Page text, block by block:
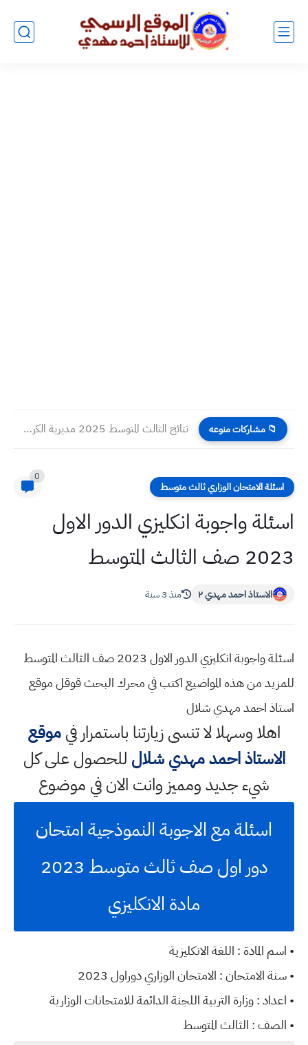
📁 مشاركات منوعه نتائج الثالث المتوسط 2025 مديرية الكرخ الاولى الدور الأول
اسئلة الامتحان الوزاري ثالث متوسط
0
اسئلة واجوبة انكليزي الدور الاول
2023 صف الثالث المتوسط
الاستاذ احمد مهدي ٢ منذ 3 سنة
اسئلة واجوبة انكليزي الدور الاول 2023 صف الثالث المتوسط
للمزيد من هذه المواضيع اكتب في محرك البحث قوقل موقع
استاذ احمد مهدي شلال
اهلا وسهلالا تنسى زيارتنا باستمرار فيموقع
الاستاذ احمد مهدي شلال للحصول على كل
شيء جديد ومميز وانت الان في موضوع
اسئلة مع الاجوبة النموذجية امتحان
دور اول صف ثالث متوسط 2023
مادة الانكليزي
• اسم المادة : اللغة الانكليزية
• سنة الامتحان : الامتحان الوزاري دوراول 2023
• اعداد : وزارة التربية اللجنة الدائمة للامتحانات الوزارية
• الصف : الثالث المتوسط